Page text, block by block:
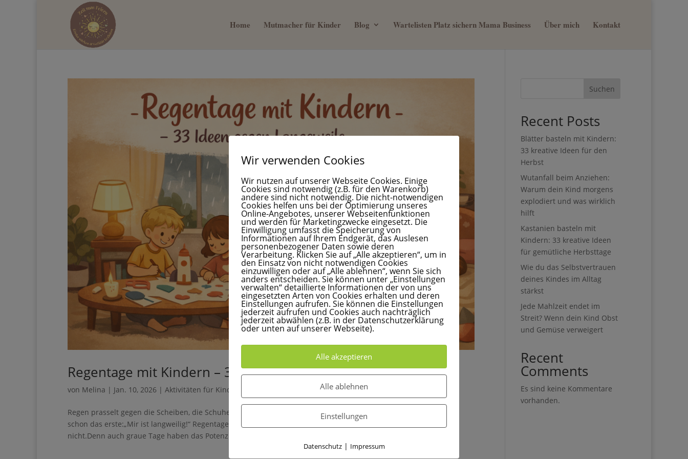
Home Mutmacher für Kinder Blog Wartelisten Platz sichern Mama Business Über mich Kontakt
Regentage mit Kindern – 33 Ideen gegen Langeweile
von Melina | Jan. 10, 2026 | Aktivitäten für Kinder
Regen prasselt gegen die Scheiben, die Schuhe stehen noch nass im Flur und irgendwo im Hintergrund hört man
schon das erste:„Mir ist langweilig!“ Regentage mit Kindern können herausfordernd sein – müssen sie aber
nicht.Denn auch graue Tage haben das Potenzial, kleine...
Suchen
Recent Posts
Blätter basteln mit Kindern:
33 kreative Ideen für den
Herbst
Wutanfall beim Anziehen:
Warum dein Kind morgens
explodiert und was wirklich
hilft
Kastanien basteln mit
Kindern: 33 kreative Ideen
für gemütliche Herbsttage
Wie du das Selbstvertrauen
deines Kindes im Alltag
stärkst
Jede Mahlzeit endet im
Streit? Wenn dein Kind Obst
und Gemüse verweigert
Recent
Comments
Es sind keine Kommentare
vorhanden.
Wir verwenden Cookies
Wir nutzen auf unserer Webseite Cookies. Einige
Cookies sind notwendig (z.B. für den Warenkorb)
andere sind nicht notwendig. Die nicht-notwendigen
Cookies helfen uns bei der Optimierung unseres
Online-Angebotes, unserer Webseitenfunktionen
und werden für Marketingzwecke eingesetzt. Die
Einwilligung umfasst die Speicherung von
Informationen auf Ihrem Endgerät, das Auslesen
personenbezogener Daten sowie deren
Verarbeitung. Klicken Sie auf „Alle akzeptieren“, um in
den Einsatz von nicht notwendigen Cookies
einzuwilligen oder auf „Alle ablehnen“, wenn Sie sich
anders entscheiden. Sie können unter „Einstellungen
verwalten“ detaillierte Informationen der von uns
eingesetzten Arten von Cookies erhalten und deren
Einstellungen aufrufen. Sie können die Einstellungen
jederzeit aufrufen und Cookies auch nachträglich
jederzeit abwählen (z.B. in der Datenschutzerklärung
oder unten auf unserer Webseite).
Alle akzeptieren
Alle ablehnen
Einstellungen
Datenschutz| Impressum